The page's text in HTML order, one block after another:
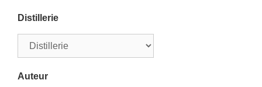
Distillerie
Auteur